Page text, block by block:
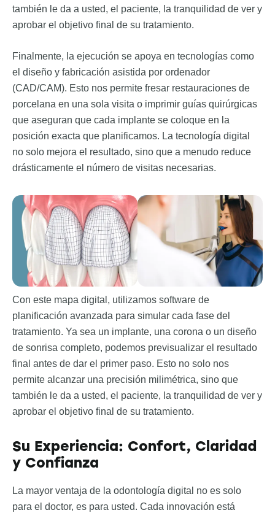
también le da a usted, el paciente, la tranquilidad de ver y
aprobar el objetivo final de su tratamiento.
Finalmente, la ejecución se apoya en tecnologías como
el diseño y fabricación asistida por ordenador
(CAD/CAM). Esto nos permite fresar restauraciones de
porcelana en una sola visita o imprimir guías quirúrgicas
que aseguran que cada implante se coloque en la
posición exacta que planificamos. La tecnología digital
no solo mejora el resultado, sino que a menudo reduce
drásticamente el número de visitas necesarias.
Con este mapa digital, utilizamos software de
planificación avanzada para simular cada fase del
tratamiento. Ya sea un implante, una corona o un diseño
de sonrisa completo, podemos previsualizar el resultado
final antes de dar el primer paso. Esto no solo nos
permite alcanzar una precisión milimétrica, sino que
también le da a usted, el paciente, la tranquilidad de ver y
aprobar el objetivo final de su tratamiento.
Su Experiencia: Confort, Claridad
y Confianza
La mayor ventaja de la odontología digital no es solo
para el doctor, es para usted. Cada innovación está